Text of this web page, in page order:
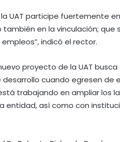
UAT participe fuertemente
también en la vinculación;
indicó el rector.
proyecto de la UAT
cuando egresen de
trabajando en ampliar los
entidad, así como con